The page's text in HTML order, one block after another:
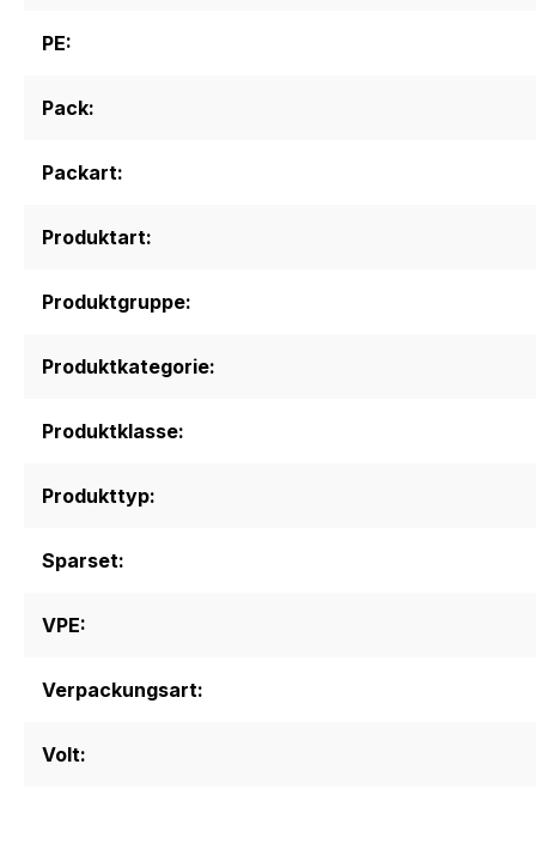
PE:
Pack:
Packart:
Produktart:
Produktgruppe:
Produktkategorie:
Produktklasse:
Produkttyp:
Sparset:
VPE:
Verpackungsart:
Volt: